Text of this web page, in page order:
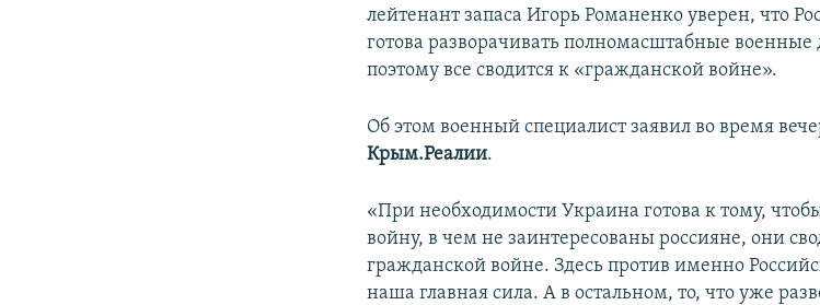
лейтенант запаса Игорь Романенко уверен, что
готова разворачивать полномасштабные
поэтому все сводится к «гражданской войне».
Об этом военный специалист заявил во время
Крым.Реалии.
«При необходимости Украина готова к тому,
войну, в чем не заинтересованы россияне, они
гражданской войне. Здесь против именно
наша главная сила. А в остальном, то, что уже